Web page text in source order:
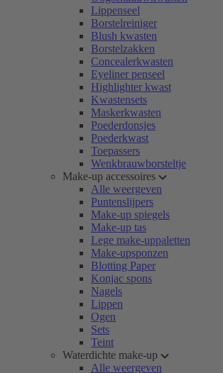
Lippenseel
Borstelreiniger
Blush kwasten
Borstelzakken
Concealerkwasten
Eyeliner penseel
Highlighter kwast
Kwastensets
Maskerkwasten
Poederdonsjes
Poederkwast
Toepassers
Wenkbrauwborsteltje
Make-up accessoires
Alle weergeven
Puntenslijpers
Make-up spiegels
Make-up tas
Lege make-uppaletten
Make-upsponzen
Blotting Paper
Konjac spons
Nagels
Lippen
Ogen
Sets
Teint
Waterdichte make-up
Alle weergeven